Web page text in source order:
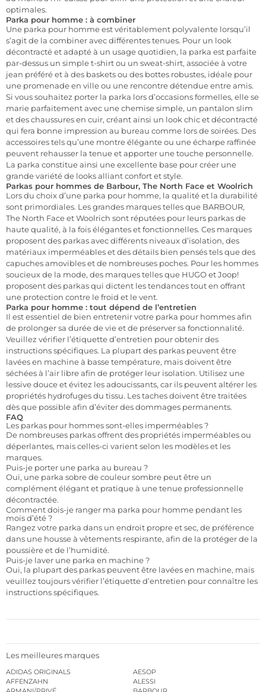
optimales.
Parka pour homme : à combiner
Une parka pour homme est véritablement polyvalente lorsqu’il
s’agit de la combiner avec différentes tenues. Pour un look
décontracté et adapté à un usage quotidien, la parka est parfaite
par-dessus un simple t-shirt ou un sweat-shirt, associée à votre
jean préféré et à des baskets ou des bottes robustes, idéale pour
une promenade en ville ou une rencontre détendue entre amis.
Si vous souhaitez porter la parka lors d’occasions formelles, elle se
marie parfaitement avec une chemise simple, un pantalon slim
et des chaussures en cuir, créant ainsi un look chic et décontracté
qui fera bonne impression au bureau comme lors de soirées. Des
accessoires tels qu’une montre élégante ou une écharpe raffinée
peuvent rehausser la tenue et apporter une touche personnelle.
La parka constitue ainsi une excellente base pour créer une
grande variété de looks alliant confort et style.
Parkas pour hommes de Barbour, The North Face et Woolrich
Lors du choix d’une parka pour homme, la qualité et la durabilité
sont primordiales. Les grandes marques telles que BARBOUR,
The North Face et Woolrich sont réputées pour leurs parkas de
haute qualité, à la fois élégantes et fonctionnelles. Ces marques
proposent des parkas avec différents niveaux d’isolation, des
matériaux imperméables et des détails bien pensés tels que des
capuches amovibles et de nombreuses poches. Pour les hommes
soucieux de la mode, des marques telles que HUGO et Joop!
proposent des parkas qui dictent les tendances tout en offrant
une protection contre le froid et le vent.
Parka pour homme : tout dépend de l’entretien
Il est essentiel de bien entretenir votre parka pour hommes afin
de prolonger sa durée de vie et de préserver sa fonctionnalité.
Veuillez vérifier l’étiquette d’entretien pour obtenir des
instructions spécifiques. La plupart des parkas peuvent être
lavées en machine à basse température, mais doivent être
séchées à l’air libre afin de protéger leur isolation. Utilisez une
lessive douce et évitez les adoucissants, car ils peuvent altérer les
propriétés hydrofuges du tissu. Les taches doivent être traitées
dès que possible afin d’éviter des dommages permanents.
FAQ
Les parkas pour hommes sont-elles imperméables ?
De nombreuses parkas offrent des propriétés imperméables ou
déperlantes, mais celles-ci varient selon les modèles et les
marques.
Puis-je porter une parka au bureau ?
Oui, une parka sobre de couleur sombre peut être un
complément élégant et pratique à une tenue professionnelle
décontractée.
Comment dois-je ranger ma parka pour homme pendant les
mois d’été ?
Rangez votre parka dans un endroit propre et sec, de préférence
dans une housse à vêtements respirante, afin de la protéger de la
poussière et de l’humidité.
Puis-je laver une parka en machine ?
Oui, la plupart des parkas peuvent être lavées en machine, mais
veuillez toujours vérifier l’étiquette d’entretien pour connaître les
instructions spécifiques.
Les meilleures marques
ADIDAS ORIGINALS
AESOP
AFFENZAHN
ALESSI